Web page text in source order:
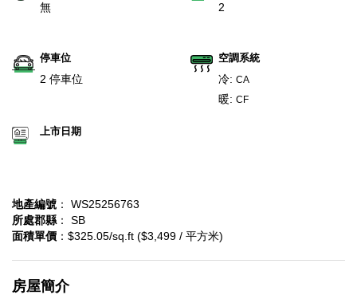
無 2
停車位
2 停車位
空調系統
冷: CA
暖: CF
上市日期
地產編號 ： WS25256763
所處郡縣 ： SB
面積單價 ：$325.05/sq.ft ($3,499 / 平方米)
房屋簡介